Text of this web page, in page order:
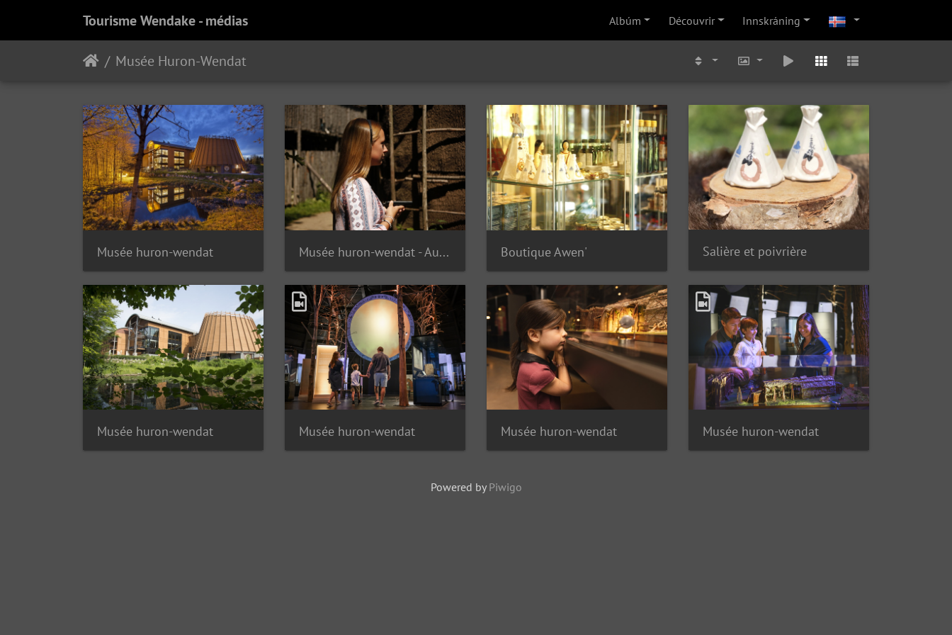
Tourisme Wendake - médias Albúm Découvrir Innskráning
Musée Huron-Wendat
Musée huron-wendat Musée huron-wendat - Audioguide Boutique Awen' Salière et poivrière
Musée huron-wendat Musée huron-wendat Musée huron-wendat Musée huron-wendat
Powered by Piwigo